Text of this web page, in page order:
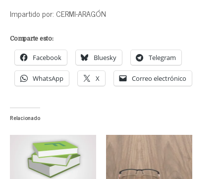
Impartido por: CERMI-ARAGÓN
Comparte esto:
Facebook Bluesky Telegram
WhatsApp X Correo electrónico
Relacionado